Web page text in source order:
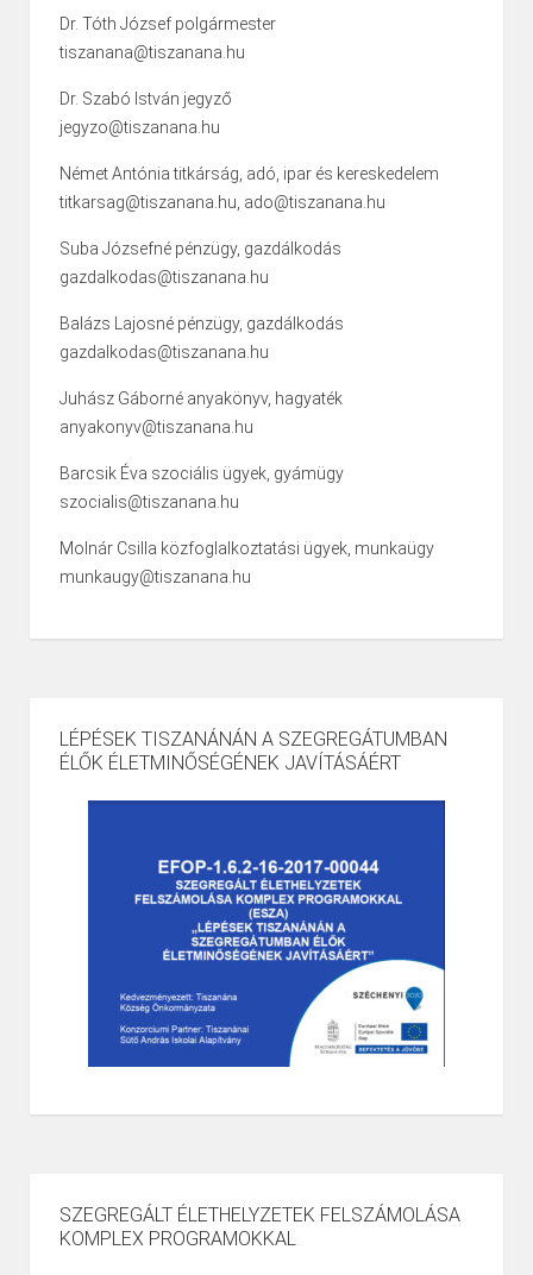
Dr. Tóth József polgármester
tiszanana@tiszanana.hu
Dr. Szabó István jegyző
jegyzo@tiszanana.hu
Német Antónia titkárság, adó, ipar és kereskedelem
titkarsag@tiszanana.hu, ado@tiszanana.hu
Suba Józsefné pénzügy, gazdálkodás
gazdalkodas@tiszanana.hu
Balázs Lajosné pénzügy, gazdálkodás
gazdalkodas@tiszanana.hu
Juhász Gáborné anyakönyv, hagyaték
anyakonyv@tiszanana.hu
Barcsik Éva szociális ügyek, gyámügy
szocialis@tiszanana.hu
Molnár Csilla közfoglalkoztatási ügyek, munkaügy
munkaugy@tiszanana.hu
LÉPÉSEK TISZANÁNÁN A SZEGREGÁTUMBAN
ÉLŐK ÉLETMINŐSÉGÉNEK JAVÍTÁSÁÉRT
SZEGREGÁLT ÉLETHELYZETEK FELSZÁMOLÁSA
KOMPLEX PROGRAMOKKAL